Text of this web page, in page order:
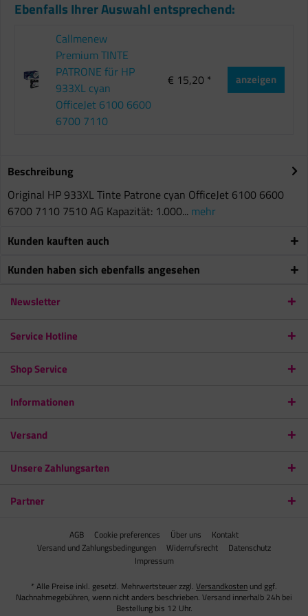
Ebenfalls Ihrer Auswahl entsprechend:
Callmenew
Premium TINTE
PATRONE für HP
933XL cyan
OfficeJet 6100 6600
6700 7110
€ 15,20 * anzeigen
Beschreibung
Original HP 933XL Tinte Patrone cyan OfficeJet 6100 6600
6700 7110 7510 AG Kapazität: 1.000... mehr
Kunden kauften auch
Kunden haben sich ebenfalls angesehen
Newsletter
Service Hotline
Shop Service
Informationen
Versand
Unsere Zahlungsarten
Partner
AGB Cookie preferences Über uns
Kontakt
Versand und Zahlungsbedingungen
Widerrufsrecht
Datenschutz
Impressum
* Alle Preise inkl. gesetzl. Mehrwertsteuer zzgl. Versandkosten und ggf.
Nachnahmegebühren, wenn nicht anders beschrieben. Versand innerhalb 24h bei
Bestellung bis 12 Uhr.